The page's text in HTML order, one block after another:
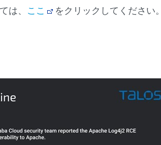
は、 ここ をクリックしてください